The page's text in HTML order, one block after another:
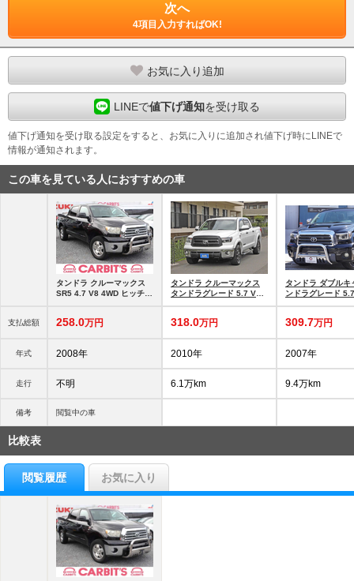
次へ
4項目入力すればOK!
お気に入り追加
LINEで値下げ通知を受け取る
値下げ通知を受け取る設定をすると、お気に入りに追加され値下げ時にLINEで
情報が通知されます。
この車を見ている人におすすめの車
支払総額
年式
走行
備考
タンドラ クルーマックス
SR5 4.7 V8 4WD ヒッチメ
258.0万円
2008年
不明
閲覧中の車
タンドラ クルーマックス
タンドラグレード 5.7 V8
318.0万円
2010年
6.1万km
タンドラ ダブルキ
ンドラグレード
309.7万円
2007年
9.4万km
比較表
閲覧履歴 お気に入り